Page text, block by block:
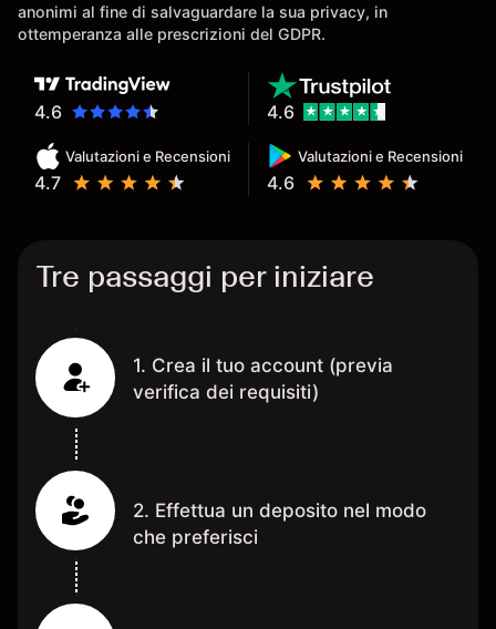
anonimi al fine di salvaguardare la sua privacy, in
ottemperanza alle prescrizioni del GDPR.
4.6
Valutazioni e Recensioni
4.7
Valutazioni e Recensioni
4.6
4.6
Tre passaggi per iniziare
1. Crea il tuo account (previa
verifica dei requisiti)
2. Effettua un deposito nel modo
che preferisci